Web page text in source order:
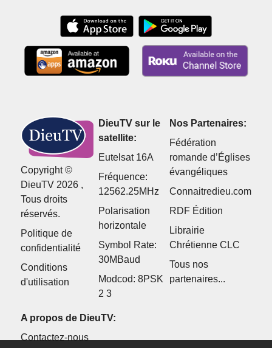
Copyright ©
DieuTV 2026 ,
Tous droits
réservés.
Politique de
confidentialité
Conditions
d'utilisation
DieuTV sur le
satellite:
Eutelsat 16A
Fréquence:
12562.25MHz
Polarisation
horizontale
Symbol Rate:
30MBaud
Modcod: 8PSK
2 3
Nos Partenaires:
Fédération
romande d’Églises
évangéliques
Connaitredieu.com
RDF Édition
Librairie
Chrétienne CLC
Tous nos
partenaires...
A propos de DieuTV:
Contactez-nous